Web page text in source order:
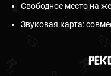
Свободное место на
Звуковая карта: